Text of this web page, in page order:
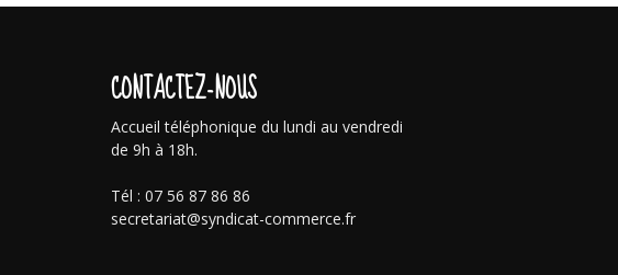
CONTACTEZ-NOUS
Accueil téléphonique du lundi au vendredi
de 9h à 18h.
Tél : 07 56 87 86 86
secretariat@syndicat-commerce.fr